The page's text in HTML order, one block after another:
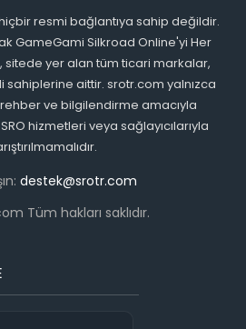
resmi bağlantıya sahip değildir.
GameGami Silkroad Online'yi Her
sitede yer alan tüm ticari markalar,
aittir. srotr.com yalnızca
rehber ve bilgilendirme amacıyla
hizmetleri veya sağlayıcılarıyla
destek@srotr.com
Tüm hakları saklıdır.